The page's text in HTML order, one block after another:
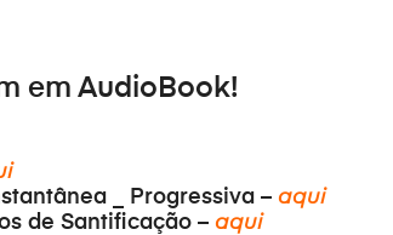
em AudioBook!
_ Progressiva – aqui
de Santificação – aqui